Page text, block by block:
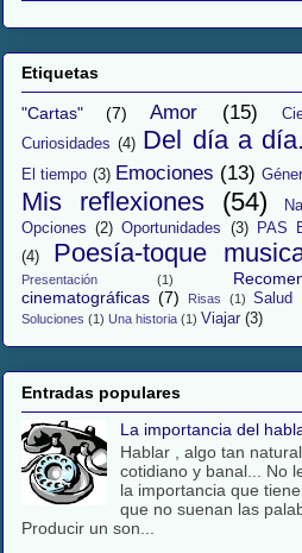
Etiquetas
"Cartas" (7) Amor (15)
Curiosidades (4) Del día a
El tiempo (3) Emociones (13)
Mis reflexiones (54)
Opciones (2) Oportunidades (3)
PAS
(4)
Poesía-toque
Presentación (1)
cinematográficas (7) Risas (1) Salud
Soluciones (1) Una historia (1) Viajar (3)
Entradas populares
La importancia del
Hablar , algo tan
cotidiano y banal... No
la importancia que
que no suenan las
Producir un son...